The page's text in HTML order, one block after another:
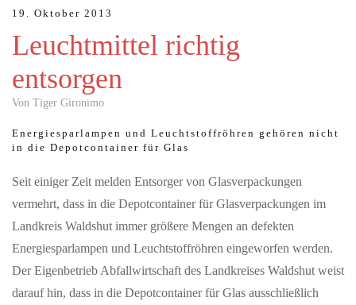
JUNI 12, 2026
Englische Ausnahme-Rockband Muse Ende des Jahres
-und auf Tour in Deutschland und der Schweiz mit dem Release
ihrer aktuellen Single „Nightshift Superstar“ kündigen Muse die
S-Bahn - Ein Ja ist ein Signal für die Zukunft der
Region
Vertreterinnen und Vertreter aus Politik, Wirtschaft und
Zivilgesellschaft haben heute gemeinsam ihre Unterstützung für
den Bahnknoten…
19. Oktober 2013
Leuchtmittel richtig
entsorgen
Von Tiger Gironimo
Energiesparlampen und Leuchtstoffröhren gehören nicht
in die Depotcontainer für Glas
Seit einiger Zeit melden Entsorger von Glasverpackungen
vermehrt, dass in die Depotcontainer für Glasverpackungen im
Landkreis Waldshut immer größere Mengen an defekten
Energiesparlampen und Leuchtstoffröhren eingeworfen werden.
Der Eigenbetrieb Abfallwirtschaft des Landkreises Waldshut weist
darauf hin, dass in die Depotcontainer für Glas ausschließlich